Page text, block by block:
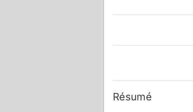
Résumé